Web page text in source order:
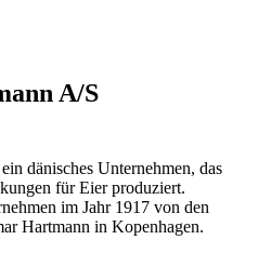
A/S
dänisches Unternehmen, das
für Eier produziert.
im Jahr 1917 von den
Hartmann in Kopenhagen.